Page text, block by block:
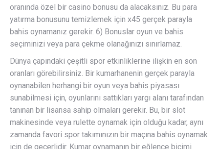
oranında özel bir casino bonusu da alacaksınız. Bu para
yatırma bonusunu temizlemek için x45 gerçek parayla
bahis oynamanız gerekir. 6) Bonuslar oyun ve bahis
seçiminizi veya para çekme olanağınızı sınırlamaz.
Dünya çapındaki çeşitli spor etkinliklerine ilişkin en son
oranları görebilirsiniz. Bir kumarhanenin gerçek parayla
oynanabilen herhangi bir oyun veya bahis piyasası
sunabilmesi için, oyunlarını sattıkları yargı alanı tarafından
tanınan bir lisansa sahip olmaları gerekir. Bu, bir slot
makinesinde veya rulette oynamak için olduğu kadar, aynı
zamanda favori spor takımınızın bir maçına bahis oynamak
için de geçerlidir. Kumar oynamanın bir eğlence biçimi